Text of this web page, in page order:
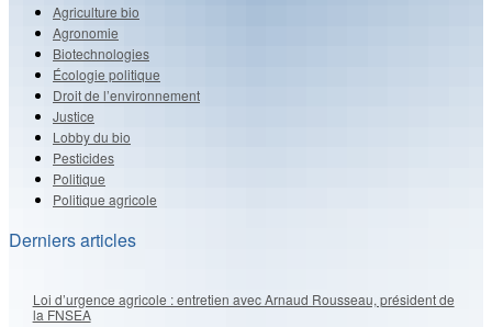
Agriculture bio
Agronomie
Biotechnologies
Écologie politique
Droit de l’environnement
Justice
Lobby du bio
Pesticides
Politique
Politique agricole
Derniers articles
Loi d’urgence agricole : entretien avec Arnaud Rousseau, président de
la FNSEA